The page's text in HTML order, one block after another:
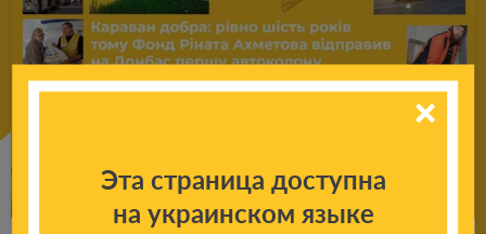
Эта страница доступна
на украинском языке